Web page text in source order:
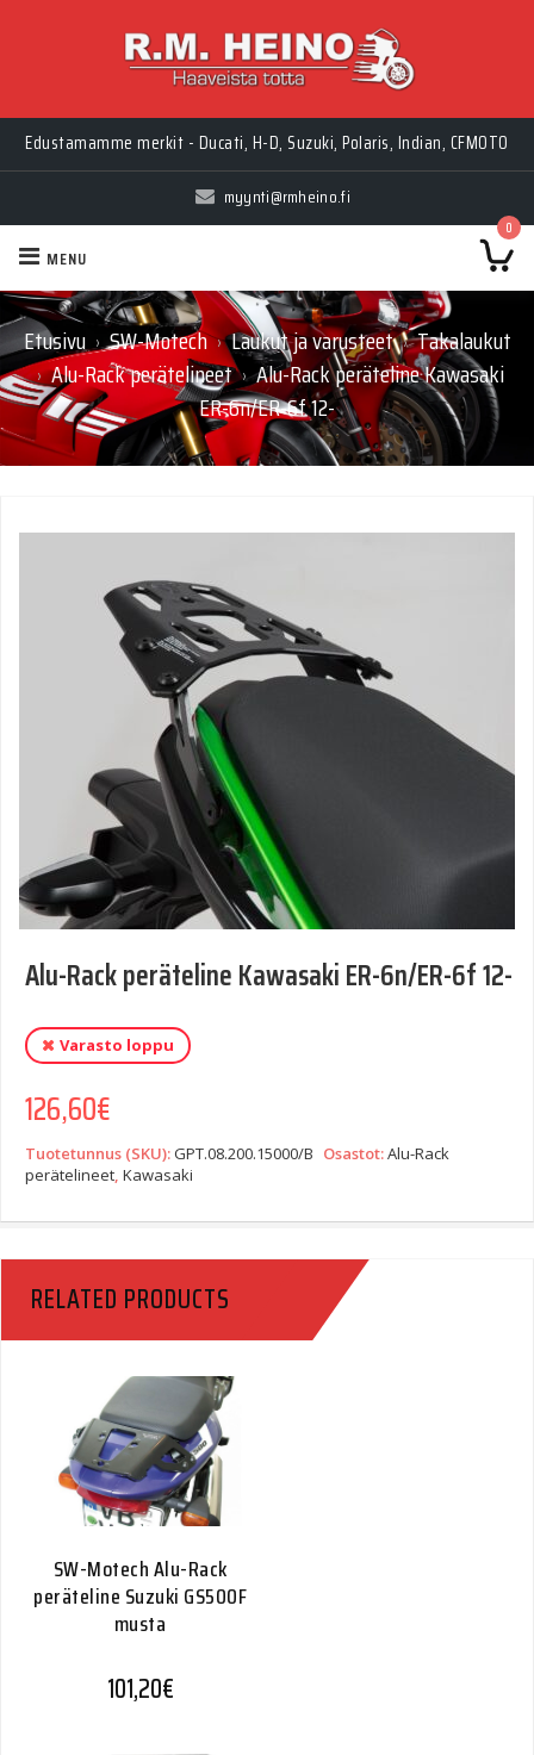
Edustamamme merkit - Ducati, H-D, Suzuki, Polaris, Indian, CFMOTO
myynti@rmheino.fi
0
MENU
Etusivu › SW-Motech › Laukut ja varusteet › Takalaukut
› Alu-Rack perätelineet › Alu-Rack peräteline Kawasaki
ER-6n/ER-6f 12-
Alu-Rack peräteline Kawasaki ER-6n/ER-6f 12-
Varasto loppu
126,60€
Tuotetunnus (SKU):GPT.08.200.15000/B Osastot:Alu-Rack
perätelineet, Kawasaki
RELATED PRODUCTS
SW-Motech Alu-Rack
peräteline Suzuki GS500F
musta
101,20€